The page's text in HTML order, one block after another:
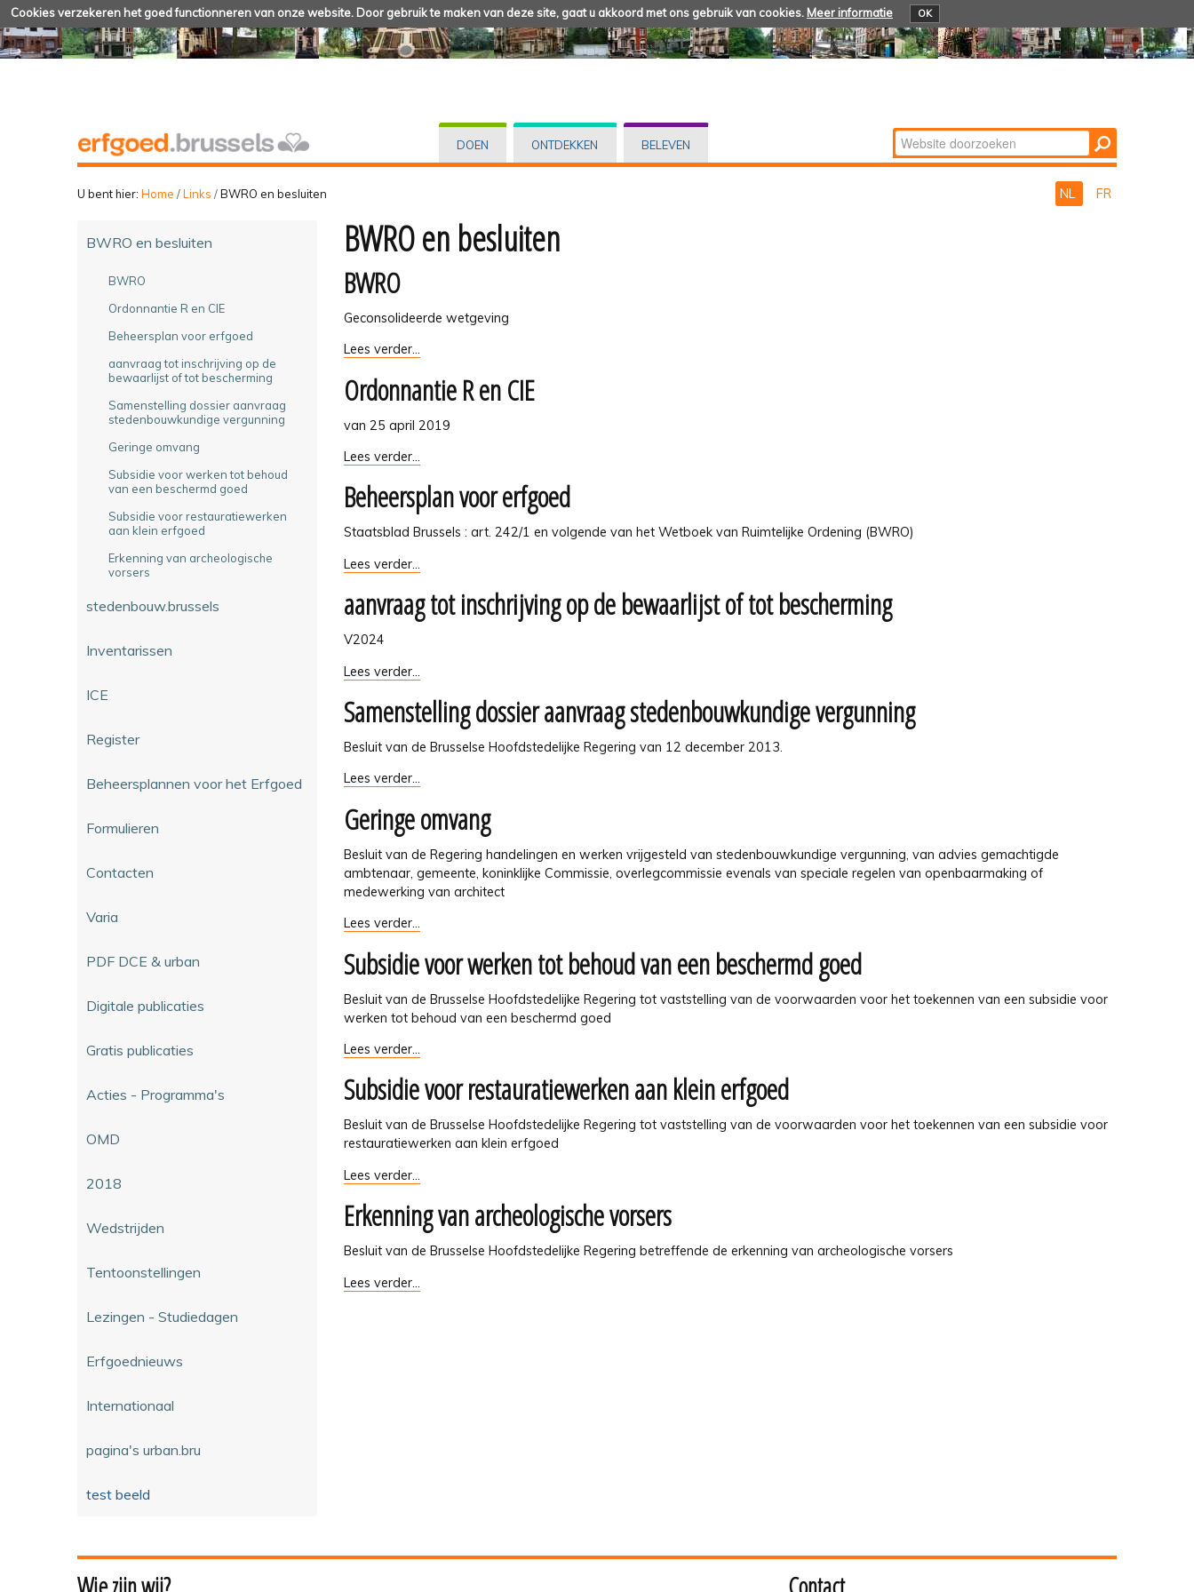
Cookies verzekeren het goed functionneren van onze website. Door gebruik te maken van deze site, gaat u akkoord met ons gebruik van cookies. Meer informatie OK
DOEN ONTDEKKEN BELEVEN Zoek
Geavanceerd
U bent hier: Home /Links /BWRO en besluiten NL FR
BWRO en besluiten
BWRO
Ordonnantie R en CIE
Beheersplan voor erfgoed
aanvraag tot inschrijving op de
bewaarlijst of tot bescherming
Samenstelling dossier aanvraag
stedenbouwkundige vergunning
Geringe omvang
Subsidie voor werken tot behoud
van een beschermd goed
Subsidie voor restauratiewerken
aan klein erfgoed
Erkenning van archeologische
vorsers
stedenbouw.brussels
Inventarissen
ICE
Register
Beheersplannen voor het Erfgoed
Formulieren
Contacten
Varia
PDF DCE & urban
Digitale publicaties
Gratis publicaties
Acties - Programma's
OMD
2018
Wedstrijden
Tentoonstellingen
Lezingen - Studiedagen
Erfgoednieuws
Internationaal
pagina's urban.bru
test beeld
BWRO en besluiten
BWRO
Geconsolideerde wetgeving
BWRO
Lees verder...
Ordonnantie R en CIE
van 25 april 2019
Ordonnantie
en
CIE
-
Lees verder...
Beheersplan voor erfgoed
Staatsblad Brussels : art. 242/1 en volgende van het Wetboek van Ruimtelijke Ordening (BWRO)
Beheersplan
erfgoed
-
Lees verder...
aanvraag tot inschrijving op de bewaarlijst of tot bescherming
V2024
aanvraag
inschrijving
op
de
of
bescherming
Lees verder...
Samenstelling dossier aanvraag stedenbouwkundige vergunning
Besluit van de Brusselse Hoofdstedelijke Regering van 12 december 2013.
Samenstelling
aanvraag
stedenbouwkundige
vergunning
-
Lees verder...
Geringe omvang
Besluit van de Regering handelingen en werken vrijgesteld van stedenbouwkundige vergunning, van advies gemachtigde
ambtenaar, gemeente, koninklijke Commissie, overlegcommissie evenals van speciale regelen van openbaarmaking of
medewerking van architect
Geringe
-
Lees verder...
Subsidie voor werken tot behoud van een beschermd goed
Besluit van de Brusselse Hoofdstedelijke Regering tot vaststelling van de voorwaarden voor het toekennen van een subsidie voor
werken tot behoud van een beschermd goed
Subsidie
werken
tot
behoud
van
beschermd
-
Lees verder...
Subsidie voor restauratiewerken aan klein erfgoed
Besluit van de Brusselse Hoofdstedelijke Regering tot vaststelling van de voorwaarden voor het toekennen van een subsidie voor
restauratiewerken aan klein erfgoed
Subsidie
restauratiewerken
aan
klein
-
Lees verder...
Erkenning van archeologische vorsers
Besluit van de Brusselse Hoofdstedelijke Regering betreffende de erkenning van archeologische vorsers
Erkenning
Lees verder...